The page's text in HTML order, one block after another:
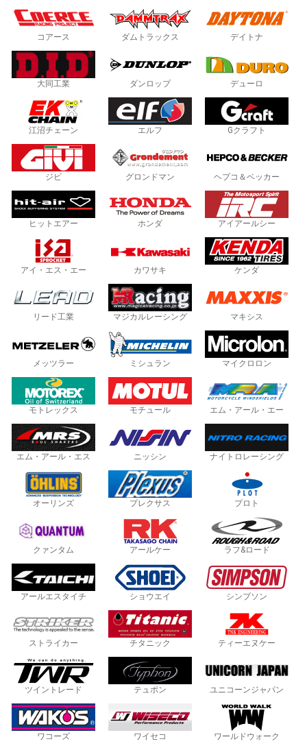
コアース ダムトラックス デイトナ
大同工業 ダンロップ デューロ
江沼チェーン エルフ Gクラフト
ジビ グロンドマン ヘプコ＆ベッカー
ヒットエアー ホンダ アイアールシー
アイ・エス・エー カワサキ ケンダ
リード工業 マジカルレーシング マキシス
メッツラー ミシュラン マイクロロン
モトレックス モチュール エム・アール・エー
エム・アール・エス ニッシン ナイトロレーシング
オーリンズ プレクサス プロト
クァンタム アールケー ラフ&ロード
アールエスタイチ ショウエイ シンプソン
ストライカー チタニック ティーエヌケー
ツイントレード テュポン ユニコーンジャパン
ワコーズ ワイセコ ワールドウォーク